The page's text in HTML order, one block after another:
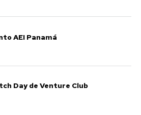
AEI Panamá
Day de Venture Club